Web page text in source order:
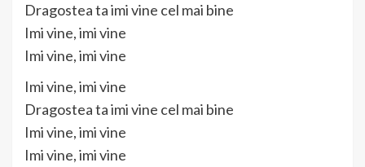
Dragostea ta imi vine cel mai bine
Imi vine, imi vine
Imi vine, imi vine
Imi vine, imi vine
Dragostea ta imi vine cel mai bine
Imi vine, imi vine
Imi vine, imi vine